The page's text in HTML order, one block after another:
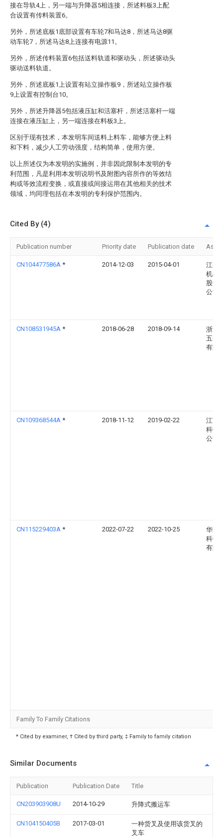
接在导轨4上，另一端与升降器5相连接，所述料板3上配
合设置有传料装置6。
另外，所述底板1底部设置有车轮7和马达8，所述马达8驱
动车轮7，所述马达8上连接有电源11。
另外，所述传料装置6包括送料轨道和驱动头，所述驱动头
驱动送料轨道。
另外，所述底板1上设置有站立操作板9，所述站立操作板
9上设置有控制台10。
另外，所述升降器5包括液压缸和活塞杆，所述活塞杆一端
连接在液压缸上，另一端连接在料板3上。
区别于现有技术，本发明车间送料上料车，能够方便上料
和下料，减少人工劳动强度，结构简单，使用方便。
以上所述仅为本发明的实施例，并非因此限制本发明的专
利范围，凡是利用本发明说明书及附图内容所作的等效结
构或等效流程变换，或直接或间接运用在其他相关的技术
领域，均同理包括在本发明的专利保护范围内。
Cited By (4)
Publication number Priority date Publication date
CN104477586A * 2014-12-03 2015-04-01
江阴
机械
股份
公司
CN108531945A * 2018-06-28 2018-09-14
浙江
五金
有限
CN109368544A * 2018-11-12 2019-02-22
江苏
科技
公司
CN115229403A * 2022-07-22 2022-10-25
华翔
科技
有限
Family To Family Citations
* Cited by examiner, † Cited by third party, ‡ Family to family citation
Similar Documents
Publication Publication Date Title
CN203903908U 2014-10-29 升降式搬运车
CN104150405B 2017-03-01
一种货叉及使用该货叉的
叉车